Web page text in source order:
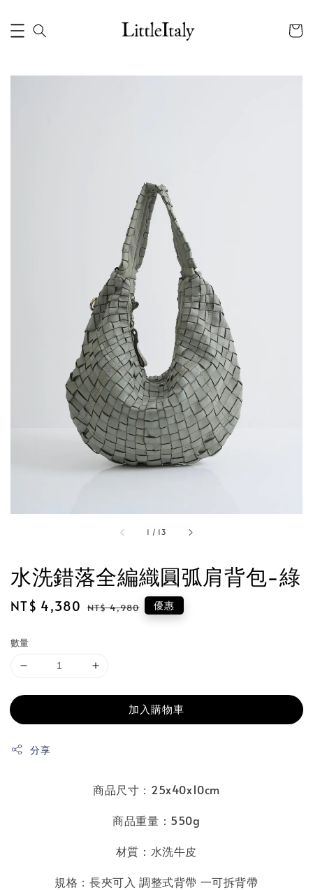
1 / 13
水洗錯落全編織圓弧肩背包-綠
Sale
NT$ 4,380 Regular
NT$ 4,980 優惠
數量
加入購物車
分享
商品尺寸：25x40x10cm
商品重量：550g
材質：水洗牛皮
規格：長夾可入 調整式背帶 一可拆背帶